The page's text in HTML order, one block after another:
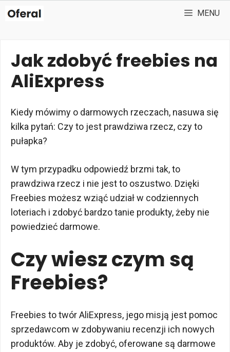
Przejdź
do
MENU
Jak zdobyć freebies na
AliExpress
Kiedy mówimy o darmowych rzeczach, nasuwa się
kilka pytań: Czy to jest prawdziwa rzecz, czy to
pułapka?
W tym przypadku odpowiedź brzmi tak, to
prawdziwa rzecz i nie jest to oszustwo. Dzięki
Freebies możesz wziąć udział w codziennych
loteriach i zdobyć bardzo tanie produkty, żeby nie
powiedzieć darmowe.
Czy wiesz czym są
Freebies?
Freebies to twór AliExpress, jego misją jest pomoc
sprzedawcom w zdobywaniu recenzji ich nowych
produktów. Aby je zdobyć, oferowane są darmowe